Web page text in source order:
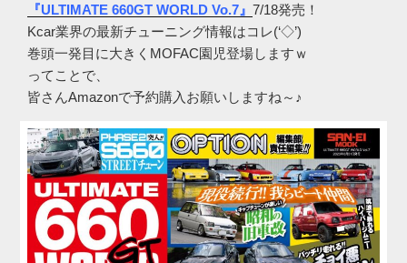
『ULTIMATE 660GT WORLD Vo.7』 7/18発売！
Kcar業界の最新チューニング情報はコレ(‘◇’)ゞ
巻頭一発目に大きくMOFAC園児登場しますｗ
ってことで、
皆さんAmazonで予約購入お願いしますね～♪